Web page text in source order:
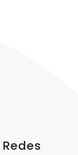
Redes